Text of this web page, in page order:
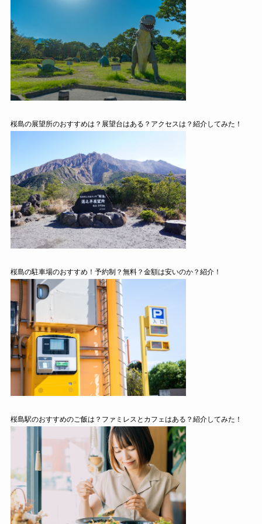
桜島の展望所のおすすめは？展望台はある？アクセスは？紹介してみた！
桜島の駐車場のおすすめ！予約制？無料？金額は安いのか？紹介！
桜島駅のおすすめのご飯は？ファミレスとカフェはある？紹介してみた！